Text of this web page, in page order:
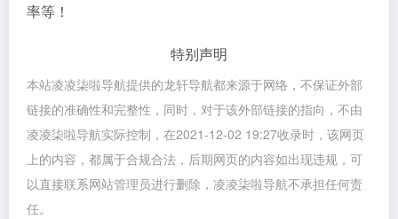
率等！
特别声明
本站凌凌柒啦导航提供的龙轩导航都来源于网络，不保证外部
链接的准确性和完整性，同时，对于该外部链接的指向，不由
凌凌柒啦导航实际控制，在2021-12-02 19:27收录时，该网页
上的内容，都属于合规合法，后期网页的内容如出现违规，可
以直接联系网站管理员进行删除，凌凌柒啦导航不承担任何责
任。